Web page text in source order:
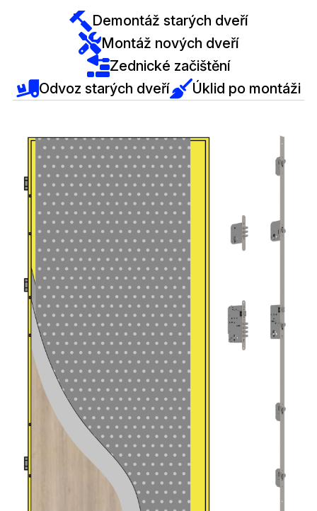
Demontáž starých dveří
Montáž nových dveří
Zednické začištění
Odvoz starých dveří
Úklid po montáži